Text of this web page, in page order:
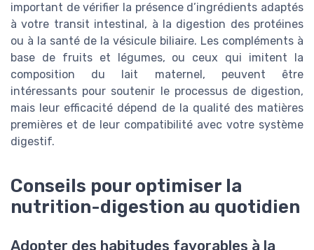
important de vérifier la présence d’ingrédients adaptés
à votre transit intestinal, à la digestion des protéines
ou à la santé de la vésicule biliaire. Les compléments à
base de fruits et légumes, ou ceux qui imitent la
composition du lait maternel, peuvent être
intéressants pour soutenir le processus de digestion,
mais leur efficacité dépend de la qualité des matières
premières et de leur compatibilité avec votre système
digestif.
Conseils pour optimiser la
nutrition-digestion au quotidien
Adopter des habitudes favorables à la